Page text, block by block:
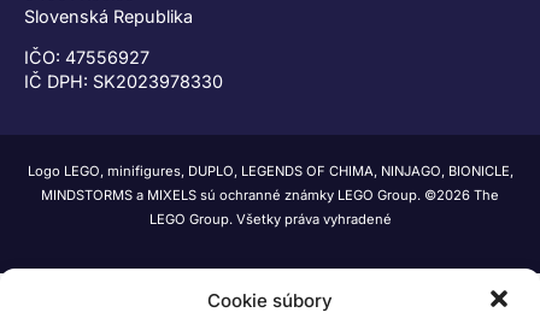
Cookie súbory
Slovenská Republika
IČO: 47556927
IČ DPH: SK2023978330
Logo LEGO, minifigures, DUPLO, LEGENDS OF CHIMA, NINJAGO, BIONICLE,
MINDSTORMS a MIXELS sú ochranné známky LEGO Group. ©2026 The
LEGO Group. Všetky práva vyhradené